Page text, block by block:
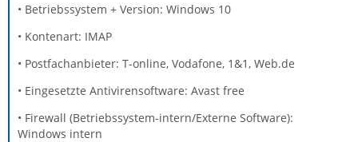
• Betriebssystem + Version: Windows 10
• Kontenart: IMAP
• Postfachanbieter: T-online, Vodafone, 1&1, Web.de
• Eingesetzte Antivirensoftware: Avast free
• Firewall (Betriebssystem-intern/Externe Software):
Windows intern